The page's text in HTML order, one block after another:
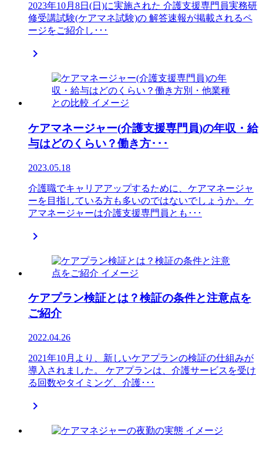
2023年10月8日(日)に実施された 介護支援専門員実務研
修受講試験(ケアマネ試験)の 解答速報が掲載されるペ
ージをご紹介し･･･

ケアマネージャー(介護支援専門員)の年収・給
与はどのくらい？働き方･･･
2023.05.18
介護職でキャリアアップするために、ケアマネージャ
ーを目指している方も多いのではないでしょうか。ケ
アマネージャーは介護支援専門員とも･･･

ケアプラン検証とは？検証の条件と注意点を
ご紹介
2022.04.26
2021年10月より、新しいケアプランの検証の仕組みが
導入されました。 ケアプランは、介護サービスを受け
る回数やタイミング、介護･･･
